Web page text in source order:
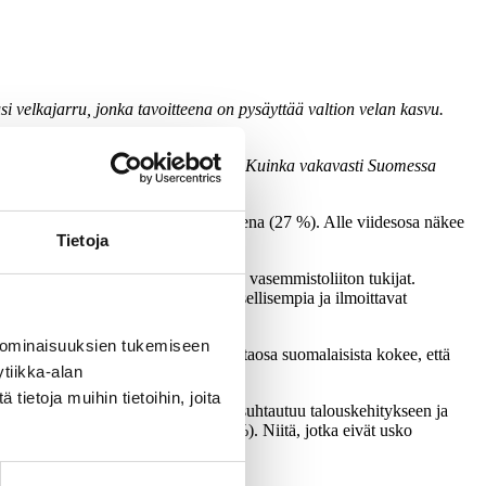
Tietoja
tukemiseen
alan
tietoja muihin tietoihin, joita
velkajarru, jonka tavoitteena on pysäyttää valtion velan kasvu.
tarkkailuluokan kanssa. Kuinka vakavasti Suomessa
pitää velkajarrua täysin tarpeellisena (27 %). Alle viidesosa näkee
tarpeelliseksi pois lukien vasemmistoliiton tukijat.
kannattajat ovat astetta varauksellisempia ja ilmoittavat
tarkkailuluokalle. Lisäksi valtaosa suomalaisista kokee, että
vähintään melko kiireellisesti.
Kansalaisista neljännes suhtautuu talouskehitykseen ja
on lähes joka toinen 46 %). Niitä, jotka eivät usko